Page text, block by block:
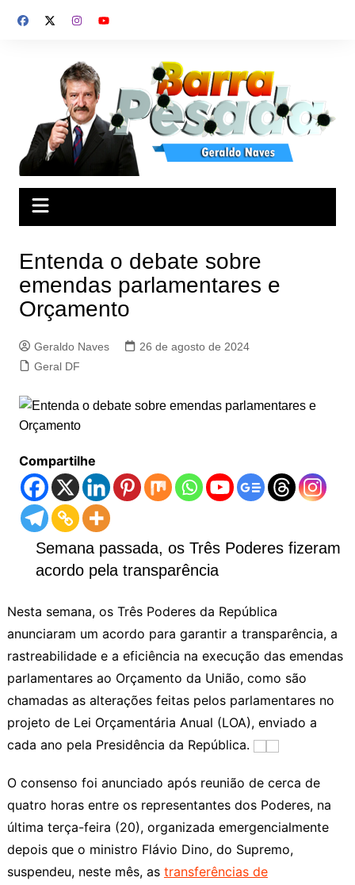
para
Entenda o debate sobre
emendas parlamentares e
Orçamento
Geraldo Naves
26 de agosto de 2024
Geral DF
Compartilhe
Semana passada, os Três Poderes fizeram
acordo pela transparência
Nesta semana, os Três Poderes da República
anunciaram um acordo para garantir a transparência, a
rastreabilidade e a eficiência na execução das emendas
parlamentares ao Orçamento da União, como são
chamadas as alterações feitas pelos parlamentares no
projeto de Lei Orçamentária Anual (LOA), enviado a
cada ano pela Presidência da República.
O consenso foi anunciado após reunião de cerca de
quatro horas entre os representantes dos Poderes, na
última terça-feira (20), organizada emergencialmente
depois que o ministro Flávio Dino, do Supremo,
suspendeu, neste mês, as transferências de